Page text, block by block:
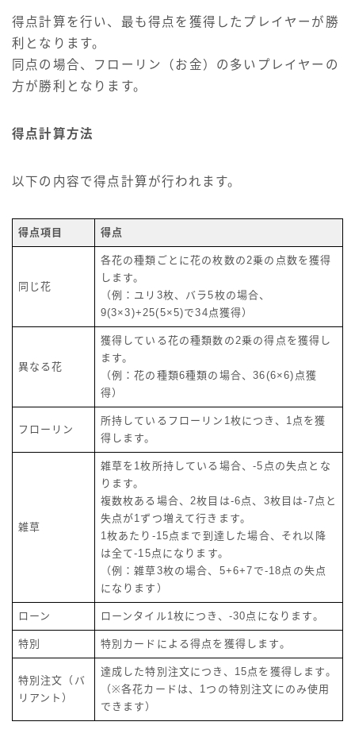
得点計算を行い、最も得点を獲得したプレイヤーが勝
利となります。
同点の場合、フローリン（お金）の多いプレイヤーの
方が勝利となります。
得点計算方法
以下の内容で得点計算が行われます。
得点項目 得点
同じ花
各花の種類ごとに花の枚数の2乗の点数を獲得
します。
（例：ユリ3枚、バラ5枚の場合、
9(3×3)+25(5×5)で34点獲得）
異なる花
獲得している花の種類数の2乗の得点を獲得し
ます。
（例：花の種類6種類の場合、36(6×6)点獲
得）
フローリン
所持しているフローリン1枚につき、1点を獲
得します。
雑草
雑草を1枚所持している場合、-5点の失点とな
ります。
複数枚ある場合、2枚目は-6点、3枚目は-7点と
失点が1ずつ増えて行きます。
1枚あたり-15点まで到達した場合、それ以降
は全て-15点になります。
（例：雑草3枚の場合、5+6+7で-18点の失点
になります）
ローン ローンタイル1枚につき、-30点になります。
特別 特別カードによる得点を獲得します。
特別注文（バ
リアント）
達成した特別注文につき、15点を獲得します。
（※各花カードは、1つの特別注文にのみ使用
できます）